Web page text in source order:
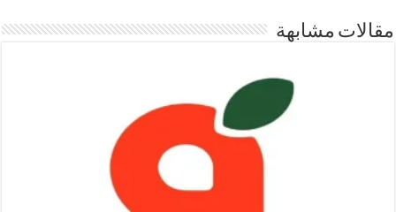
مقالات مشابهة